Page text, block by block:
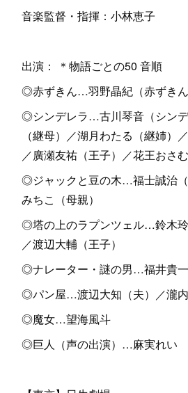
音楽監督・指揮：小林恵子
出演： ＊物語ごとの50 音順
◎赤ずきん…羽野晶紀（赤ずきん
◎シンデレラ…古川琴音（シン
（継母）／湖月わたる（継姉）
／廣瀬友祐（王子）／花王おさむ
◎ジャックと豆の木…福士誠治（
みちこ（母親）
◎塔の上のラプンツェル…鈴木玲
／渡辺大輔（王子）
◎ナレーター・謎の男…福井貴一
◎パン屋…渡辺大知（夫）／瀧内
◎魔女…望海風斗
◎巨人（声の出演）…麻実れい